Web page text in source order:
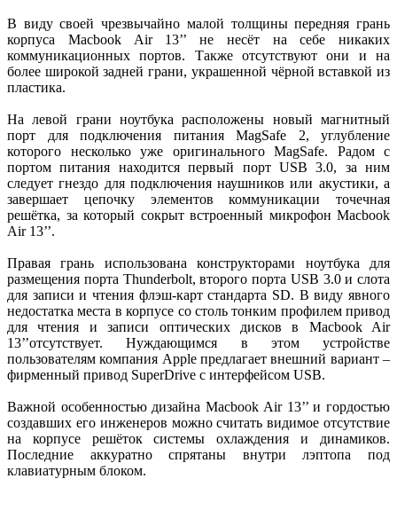
В виду своей чрезвычайно малой толщины передняя грань
корпуса Macbook Air 13’’ не несёт на себе никаких
коммуникационных портов. Также отсутствуют они и на
более широкой задней грани, украшенной чёрной вставкой из
пластика.
На левой грани ноутбука расположены новый магнитный
порт для подключения питания MagSafe 2, углубление
которого несколько уже оригинального MagSafe. Радом с
портом питания находится первый порт USB 3.0, за ним
следует гнездо для подключения наушников или акустики, а
завершает цепочку элементов коммуникации точечная
решётка, за который сокрыт встроенный микрофон Macbook
Air 13’’.
Правая грань использована конструкторами ноутбука для
размещения порта Thunderbolt, второго порта USB 3.0 и слота
для записи и чтения флэш-карт стандарта SD. В виду явного
недостатка места в корпусе со столь тонким профилем привод
для чтения и записи оптических дисков в Macbook Air
13’’отсутствует. Нуждающимся в этом устройстве
пользователям компания Apple предлагает внешний вариант –
фирменный привод SuperDrive с интерфейсом USB.
Важной особенностью дизайна Macbook Air 13’’ и гордостью
создавших его инженеров можно считать видимое отсутствие
на корпусе решёток системы охлаждения и динамиков.
Последние аккуратно спрятаны внутри лэптопа под
клавиатурным блоком.